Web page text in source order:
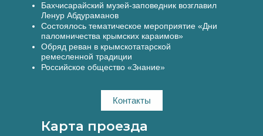
Бахчисарайский музей-заповедник возглавил
Ленур Абдураманов
Состоялось тематическое мероприятие «Дни
паломничества крымских караимов»
Обряд реван в крымскотатарской
ремесленной традиции
Российское общество «Знание»
Контакты
Карта проезда